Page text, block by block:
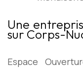
Une
sur Corps-
Espace